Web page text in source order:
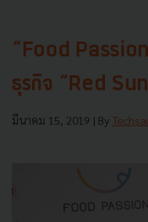
“Food
ธุรกิจ “Red
มีนาคม 15, 2019 | By